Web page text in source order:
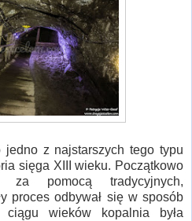
z najstarszych tego typu
sięga XIII wieku. Początkowo
za pomocą tradycyjnych,
proces odbywał się w sposób
ciągu wieków kopalnia była